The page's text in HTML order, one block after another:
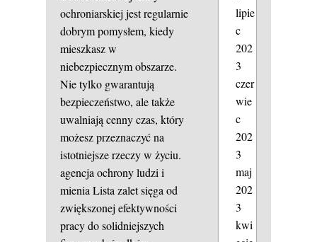
ochroniarskiej jest regularnie
dobrym pomysłem, kiedy
mieszkasz w
niebezpiecznym obszarze.
Nie tylko gwarantują
bezpieczeństwo, ale także
uwalniają cenny czas, który
możesz przeznaczyć na
istotniejsze rzeczy w życiu.
agencja ochrony ludzi i
mieniaLista zalet sięga od
zwiększonej efektywności
pracy do solidniejszych
lipie
c
202
3
czer
wie
c
202
3
maj
202
3
kwi